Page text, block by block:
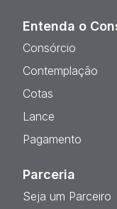
Entenda o
Consórcio
Contemplação
Cotas
Lance
Pagamento
Parceria
Seja um Parceiro